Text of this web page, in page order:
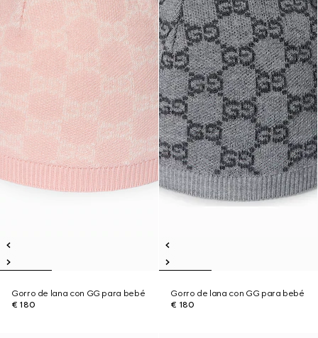
Gorro de lana con GG para bebé
€ 180
Gorro de lana con GG para bebé
€ 180